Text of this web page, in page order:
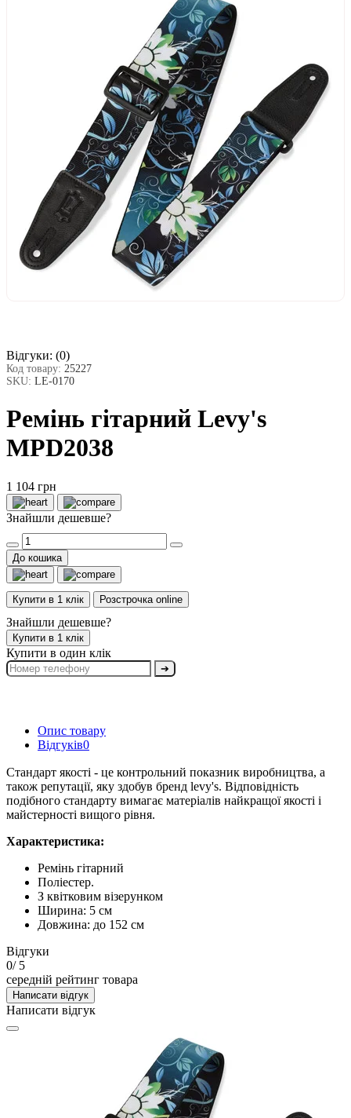
Відгуки: (0)
Код товару: 25227
SKU: LE-0170
Ремінь гітарний Levy's
MPD2038
1 104 грн
Знайшли дешевше?
До кошика
Купити в 1 клік Розстрочка online
Знайшли дешевше?
Купити в 1 клік
Купити в один клік
➔
Опис товару
Відгуків0
Стандарт якості - це контрольний показник виробництва, а
також репутації, яку здобув бренд levy's. Відповідність
подібного стандарту вимагає матеріалів найкращої якості і
майстерності вищого рівня.
Характеристика:
Ремінь гітарний
Поліестер.
З квітковим візерунком
Ширина: 5 см
Довжина: до 152 см
Відгуки
0/ 5
середній рейтинг товара
Написати відгук
Написати відгук